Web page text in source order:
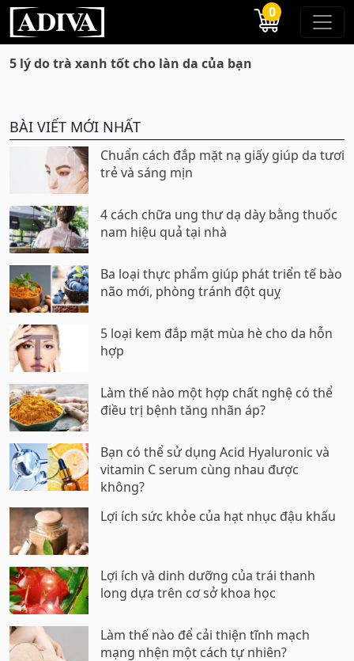
0
5 lý do trà xanh tốt cho làn da của bạn
BÀI VIẾT MỚI NHẤT
Chuẩn cách đắp mặt nạ giấy giúp da tươi
trẻ và sáng mịn
4 cách chữa ung thư dạ dày bằng thuốc
nam hiệu quả tại nhà
Ba loại thực phẩm giúp phát triển tế bào
não mới, phòng tránh đột quỵ
5 loại kem đắp mặt mùa hè cho da hỗn
hợp
Làm thế nào một hợp chất nghệ có thể
điều trị bệnh tăng nhãn áp?
Bạn có thể sử dụng Acid Hyaluronic và
vitamin C serum cùng nhau được
không?
Lợi ích sức khỏe của hạt nhục đậu khấu
Lợi ích và dinh dưỡng của trái thanh
long dựa trên cơ sở khoa học
Làm thế nào để cải thiện tĩnh mạch
mạng nhện một cách tự nhiên?